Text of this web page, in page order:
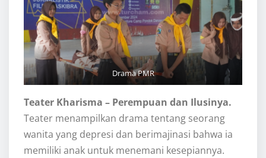
Drama PMR
Teater Kharisma – Perempuan dan Ilusinya.
Teater menampilkan drama tentang seorang
wanita yang depresi dan berimajinasi bahwa ia
memiliki anak untuk menemani kesepiannya.